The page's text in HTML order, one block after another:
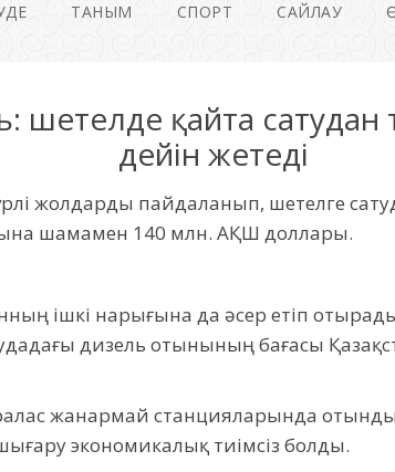
ТАНЫМ СПОРТ САЙЛАУ
шетелде қайта
дейін жетеді
жолдарды пайдаланып, шетелге
шамамен 140 млн. АҚШ доллары.
ішкі нарығына да әсер етіп
дизель отынының бағасы
жанармай станцияларында отынды
экономикалық тиімсіз болды.